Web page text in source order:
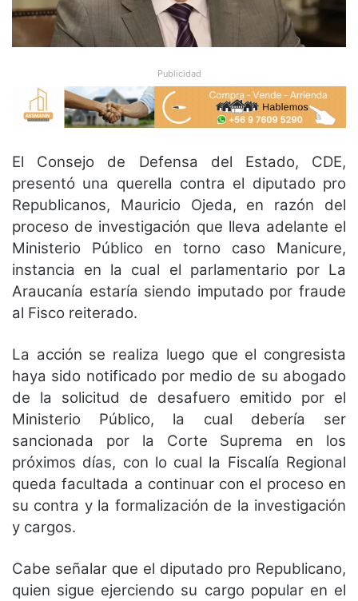
Publicidad
El Consejo de Defensa del Estado, CDE,
presentó una querella contra el diputado pro
Republicanos, Mauricio Ojeda, en razón del
proceso de investigación que lleva adelante el
Ministerio Público en torno caso Manicure,
instancia en la cual el parlamentario por La
Araucanía estaría siendo imputado por fraude
al Fisco reiterado.
La acción se realiza luego que el congresista
haya sido notificado por medio de su abogado
de la solicitud de desafuero emitido por el
Ministerio Público, la cual debería ser
sancionada por la Corte Suprema en los
próximos días, con lo cual la Fiscalía Regional
queda facultada a continuar con el proceso en
su contra y la formalización de la investigación
y cargos.
Cabe señalar que el diputado pro Republicano,
quien sigue ejerciendo su cargo popular en el